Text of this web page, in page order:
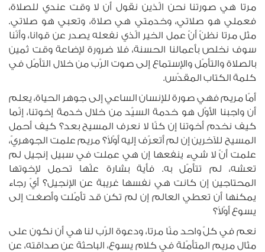
مرتا هي صورتنا نحن الّذين نقول أن لا وقت عندي للصلاة،
فعملي هو صلاتي، وخدمتي هي صلاة، وتعبي هو صلاتي.
مثل مرتا نظنّ أنّ عمل الخير الّذي نفعله يصدر عن قوانا، وأنّنا
سوف نخلص بأعمالنا الحسنة، فلا ضرورة لإضاعة وقت ثمين
بالصلاة والتأمّل والإستماع إلى صوت الرّب من خلال التأمّل في
كلمة الكتاب المقدّس.
أمّا مريم فهي صورة للإنسان الساعي إلى جوهر الحياة، يعلم
أن واجبنا الأوّل هو خدمة السيّد من خلال خدمة إخوتنا، إنّما
كيف نخدم أخوتنا إن كنّا لا نعرف المسيح بعد؟ كيف أحمل
المسيح للآخرين إن لم أتعرّف إليه أوّلاً؟ مريم علمت الجوهريّ،
علمت أنّ لا شيء ينفعها إن هي عملت في سبيل إنجيل لم
تعشه، لم تتأمّل به. فأية بشارة علّها تحمل لإخوتها
المحتاجين إن كانت هي نفسها غريبة عن الإنجيل؟ أيّ رجاء
يمكنها أن تعطي العالم إن لم تكن قد تأمّلت وأصغت إلى
يسوع أوّلاً؟
نعم في كلّ واحد منّا مرتا، ودعوة الرّب لنا هي أن نكون على
مثال مريم المتأمّلة في كلام يسوع، الباحثة عن صداقته، عن